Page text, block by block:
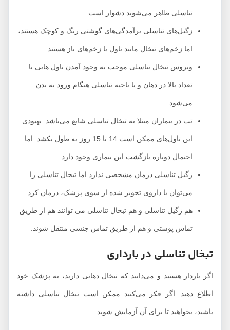
تناسلی ظاهر می‌شوند دشوار است.
زگیل‌های تناسلی برآمدگی‌های گوشتی رنگ و کوچک هستند،
اما زخم‌های تبخال مانند تاول یا زخم‌های باز هستند.
ویروس تبخال تناسلی موجب به وجود آمدن تاول هایی با
تعداد بالا در دهان و یا ناحیه تناسلی هنگام ورود به بدن
می‌شود.
تب در بیماران مبتلا به تبخال تناسلی شایع می‌باشد. بهبودی
این تاول‌های ممکن است 14 تا 15 روز به طول بکشد. اما
احتمال دوباره بازگشت این بیماری وجود دارد.
زگیل تناسلی درمان مشخصی ندارد اما تبخال تناسلی را
می‌توان با داروی تجویز شده از سوی پزشک، درمان کرد.
هم زگیل تناسلی و هم تبخال تناسلی می توانند هم از طریق
تماس پوستی و هم از طریق تماس جنسی منتقل شوند.
تبخال تناسلی در بارداری
اگر باردار هستید و می‌دانید که تبخال دهانی دارید، به پزشک خود
اطلاع دهید. اگر فکر می‌کنید ممکن است تبخال تناسلی داشته
باشید، بخواهید تا برای آن آزمایش شوید.